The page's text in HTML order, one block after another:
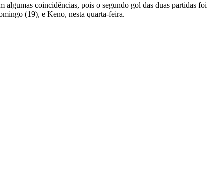
coincidências, pois o segundo gol das duas partidas foi
(19), e Keno, nesta quarta-feira.